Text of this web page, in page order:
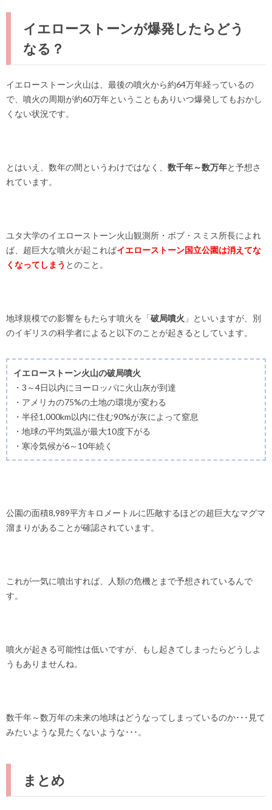
イエローストーンが爆発したらどう
なる？
イエローストーン火山は、最後の噴火から約64万年経っているの
で、噴火の周期が約60万年ということもありいつ爆発してもおかし
くない状況です。
とはいえ、数年の間というわけではなく、 数千年～数万年と予想さ
れています。
ユタ大学のイエローストーン火山観測所・ボブ・スミス所長によれ
ば、超巨大な噴火が起こればイエローストーン国立公園は消えてな
くなってしまう とのこと。
地球規模での影響をもたらす噴火を「破局噴火 」といいますが、別
のイギリスの科学者によると以下のことが起きるとしています。
イエローストーン火山の破局噴火
・3～4日以内にヨーロッパに火山灰が到達
・アメリカの75%の土地の環境が変わる
・半径1,000km以内に住む90%が灰によって窒息
・地球の平均気温が最大10度下がる
・寒冷気候が6～10年続く
公園の面積8,989平方キロメートルに匹敵するほどの超巨大なマグマ
溜まりがあることが確認されています。
これが一気に噴出すれば、人類の危機とまで予想されているんで
す。
噴火が起きる可能性は低いですが、もし起きてしまったらどうしよ
うもありませんね。
数千年～数万年の未来の地球はどうなってしまっているのか･･･見て
みたいような見たくないような･･･。
まとめ